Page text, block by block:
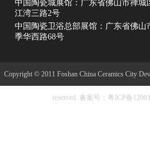
化新品的首发窗
你的品牌精准对
展会时间10月18
中国陶瓷城展馆：广东省佛山市禅城
江湾三路2号
中国陶瓷卫浴总部展馆：广东省佛山
季华西路68号
Copyright © 2011 Foshan China Ceramics City
reserved. 备案号：粤ICP备